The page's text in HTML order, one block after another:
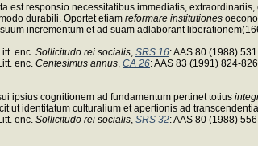
est responsio necessitatibus immediatis,
durabili. Oportet etiam reformare institutiones
incrementum et ad suam adlaborant
enc. Sollicitudo rei socialis SRS 16: AAS 80 (1988) 531.
enc. Centesimus annus CA 26: AAS 83 (1991) 824-826.
ipsius cognitionem ad fundamentum pertinet totius
ut identitatum culturalium et apertionis ad
enc. Sollicitudo rei socialis SRS 32: AAS 80 (1988)